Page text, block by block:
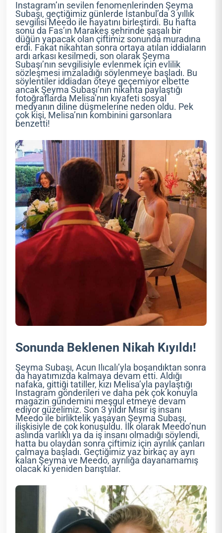
Instagram’ın sevilen fenomenlerinden Şeyma
Subaşı, geçtiğimiz günlerde İstanbul’da 3 yıllık
sevgilisi Meedo ile hayatını birleştirdi. Bu hafta
sonu da Fas’ın Marakeş şehrinde şaşalı bir
düğün yapacak olan çiftimiz sonunda muradına
erdi. Fakat nikahtan sonra ortaya atılan iddiaların
ardı arkası kesilmedi, son olarak Şeyma
Subaşı’nın sevgilisiyle evlenmek için evlilik
sözleşmesi imzaladığı söylenmeye başladı. Bu
söylentiler iddiadan öteye geçemiyor elbette
ancak Şeyma Subaşı’nın nikahta paylaştığı
fotoğraflarda Melisa’nın kıyafeti sosyal
medyanın diline düşmelerine neden oldu. Pek
çok kişi, Melisa’nın kombinini garsonlara
benzetti!
Sonunda Beklenen Nikah Kıyıldı!
Şeyma Subaşı, Acun Ilıcalı’yla boşandıktan sonra
da hayatımızda kalmaya devam etti. Aldığı
nafaka, gittiği tatiller, kızı Melisa’yla paylaştığı
Instagram gönderileri ve daha pek çok konuyla
magazin gündemini meşgul etmeye devam
ediyor güzelimiz. Son 3 yıldır Mısır iş insanı
Meedo ile birliktelik yaşayan Şeyma Subaşı,
ilişkisiyle de çok konuşuldu. İlk olarak Meedo’nun
aslında varlıklı ya da iş insanı olmadığı söylendi,
hatta bu olaydan sonra çiftimiz için ayrılık çanları
çalmaya başladı. Geçtiğimiz yaz birkaç ay ayrı
kalan Şeyma ve Meedo, ayrılığa dayanamamış
olacak ki yeniden barıştılar.